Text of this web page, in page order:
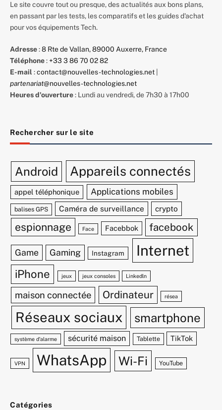
Le site couvre tout ou presque, des actualités aux bons plans,
en passant par les tests, les comparatifs et les guides d'achat
pour vos équipements Tech.
Adresse:8 Rte de Vallan, 89000 Auxerre, France
Téléphone: +33 3 86 70 02 82
E-mail :contact@nouvelles-technologies.net
partenariat@nouvelles-technologies.net
Heures d'ouverture: Lundi au vendredi, de 7h30 à 17h00
Rechercher sur le site
Android Appareils connectés
appel téléphonique Applications mobiles
balises GPS Caméra de surveillance crypto
espionnage Face Facebbok facebook
Game Gaming Instagram Internet
iPhone jeux jeux consoles Linkedln
maison connectée Ordinateur résea
Réseaux sociaux smartphone
système d'alarme sécurité maison Tablette TikTok
VPN WhatsApp Wi-Fi YouTube
Catégories